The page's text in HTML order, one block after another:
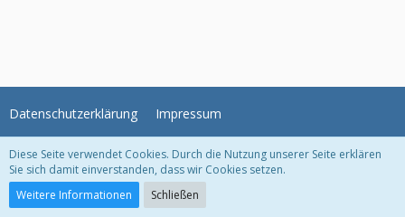
Datenschutzerklärung Impressum
WoltLab Suite Forum - Themenvorlage © 2004-2026
Community-Software:
Diese Seite verwendet Cookies. Durch die Nutzung unserer Seite erklären
Sie sich damit einverstanden, dass wir Cookies setzen.
Weitere Informationen
Schließen